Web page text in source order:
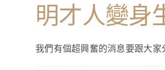
明才人變身
我們有個超興奮的消息要跟大家